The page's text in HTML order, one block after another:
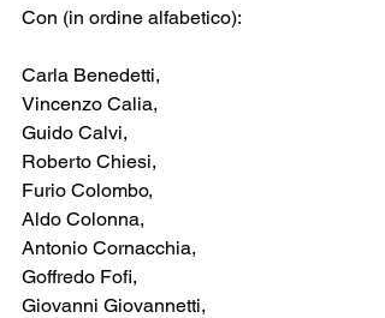
Con (in ordine alfabetico):
Carla Benedetti,
Vincenzo Calia,
Guido Calvi,
Roberto Chiesi,
Furio Colombo,
Aldo Colonna,
Antonio Cornacchia,
Goffredo Fofi,
Giovanni Giovannetti,